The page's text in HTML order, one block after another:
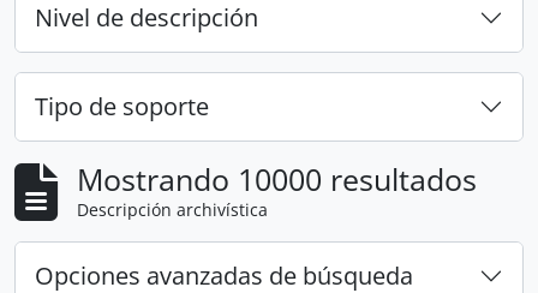
Nivel de descripción
Tipo de soporte
Mostrando 10000 resultados
Descripción archivística
Opciones avanzadas de búsqueda